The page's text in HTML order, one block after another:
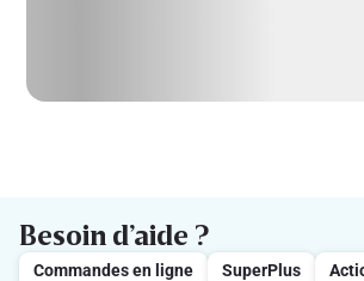
Besoin d’aide ?
Commandes en ligne SuperPlus